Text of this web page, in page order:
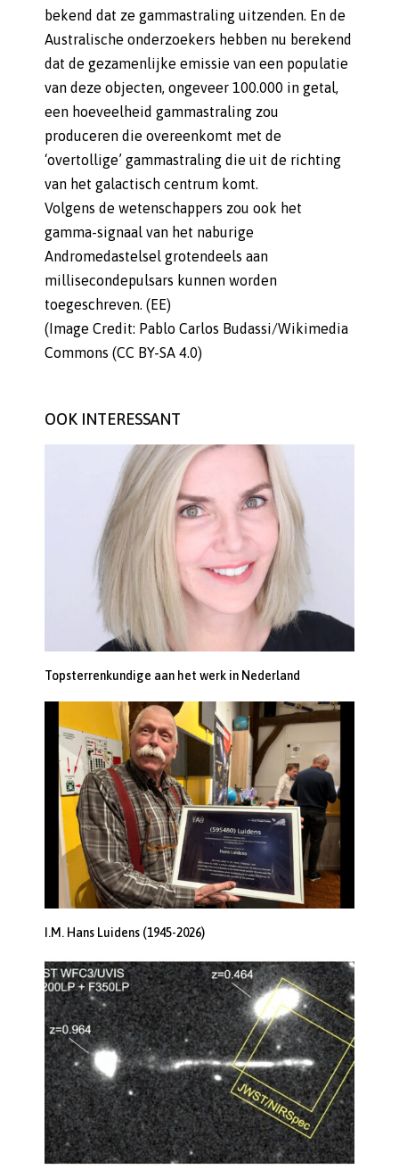
bekend dat ze gammastraling uitzenden. En de
Australische onderzoekers hebben nu berekend
dat de gezamenlijke emissie van een populatie
van deze objecten, ongeveer 100.000 in getal,
een hoeveelheid gammastraling zou
produceren die overeenkomt met de
‘overtollige’ gammastraling die uit de richting
van het galactisch centrum komt.
Volgens de wetenschappers zou ook het
gamma-signaal van het naburige
Andromedastelsel grotendeels aan
millisecondepulsars kunnen worden
toegeschreven. (EE)
(Image Credit: Pablo Carlos Budassi/Wikimedia
Commons (CC BY-SA 4.0)
OOK INTERESSANT
Topsterrenkundige aan het werk in Nederland
I.M. Hans Luidens (1945-2026)